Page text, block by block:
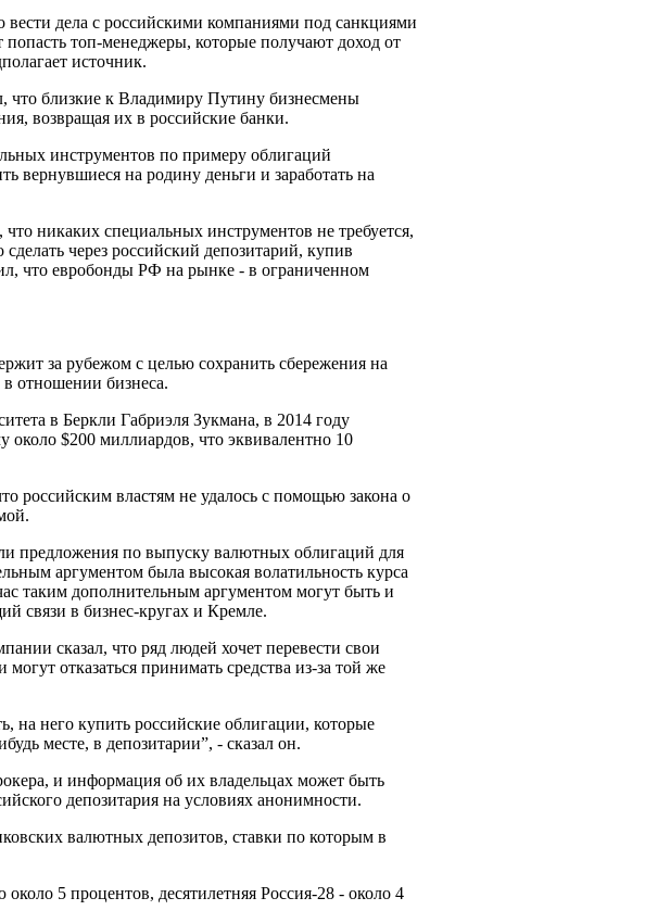
дела с российскими компаниями под санкциями
топ-менеджеры, которые получают доход от
источник.
что близкие к Владимиру Путину бизнесмены
возвращая их в российские банки.
инструментов по примеру облигаций
вернувшиеся на родину деньги и заработать на
никаких специальных инструментов не требуется,
через российский депозитарий, купив
что евробонды РФ на рынке - в ограниченном
за рубежом с целью сохранить сбережения на
в отношении бизнеса.
в Беркли Габриэля Зукмана, в 2014 году
$200 миллиардов, что эквивалентно 10
российским властям не удалось с помощью закона о
предложения по выпуску валютных облигаций для
аргументом была высокая волатильность курса
таким дополнительным аргументом могут быть и
связи в бизнес-кругах и Кремле.
сказал, что ряд людей хочет перевести свои
отказаться принимать средства из-за той же
на него купить российские облигации, которые
месте, в депозитарии”, - сказал он.
и информация об их владельцах может быть
депозитария на условиях анонимности.
валютных депозитов, ставки по которым в
5 процентов, десятилетняя Россия-28 - около 4